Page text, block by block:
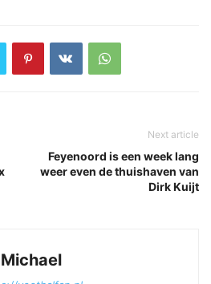
Next article
Feyenoord is een week lang
weer even de thuishaven van
Dirk Kuijt
Michael